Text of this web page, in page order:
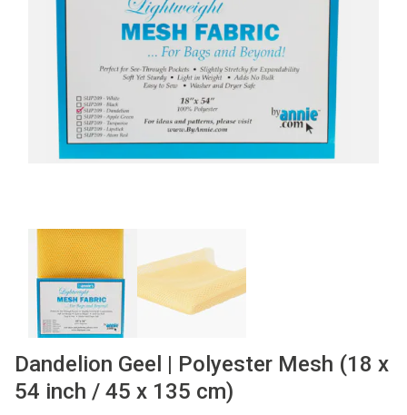
Cadeaubon
Solden
Contact
Dandelion Geel | Polyester Mesh (18 x
54 inch / 45 x 135 cm)